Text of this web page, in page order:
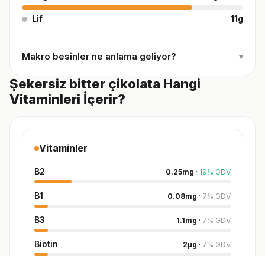
Lif 11g
Makro besinler ne anlama geliyor? ▾
Şekersiz bitter çikolata Hangi
Vitaminleri İçerir?
Vitaminler
B2 0.25mg · 19% GDV
B1 0.08mg · 7% GDV
B3 1.1mg · 7% GDV
Biotin 2µg · 7% GDV